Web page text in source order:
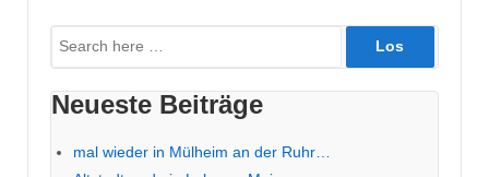
Suche
nach:
Neueste Beiträge
mal wieder in Mülheim an der Ruhr…